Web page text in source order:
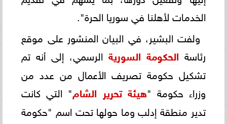
الخدمات لأهلنا في سوريا الحرة".
ولفت البشير، في البيان المنشور على موقع
رئاسة الحكومة السورية الرسمي، إلى أنه تم
تشكيل حكومة تصريف الأعمال من عدد من
وزراء حكومة "هيئة تحرير الشام" التي كانت
تدير منطقة إدلب وما حولها تحت اسم "حكومة